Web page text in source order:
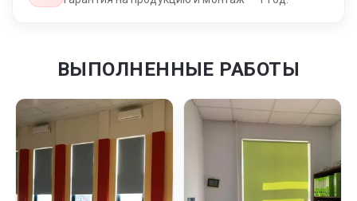
ВЫПОЛНЕННЫЕ РАБОТЫ